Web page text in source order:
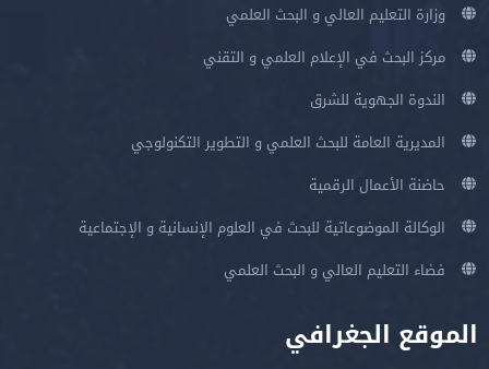
وزارة التعليم العالي و البحث العلمي
مركز البحث في الإعلام العلمي و التقني
الندوة الجهوية للشرق
المديرية العامة للبحث العلمي و التطوير التكنولوجي
حاضنة الأعمال الرقمية
الوكالة الموضوعاتية للبحث في العلوم الإنسانية و الإجتماعية
فضاء التعليم العالي و البحث العلمي
الموقع الجغرافي